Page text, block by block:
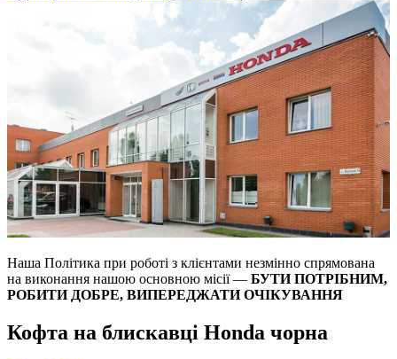
Наша Політика при роботі з клієнтами незмінно спрямована
на виконання нашою основною місії — БУТИ ПОТРІБНИМ,
РОБИТИ ДОБРЕ, ВИПЕРЕДЖАТИ ОЧІКУВАННЯ
Кофта на блискавці Honda чорна